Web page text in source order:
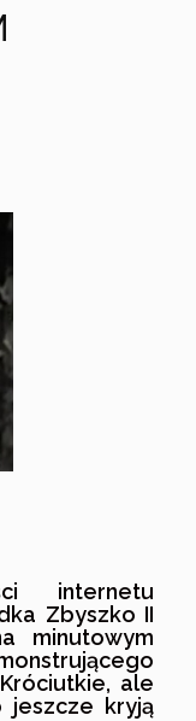
internetu
Zbyszko II
minutowym
ale
jeszcze kryją